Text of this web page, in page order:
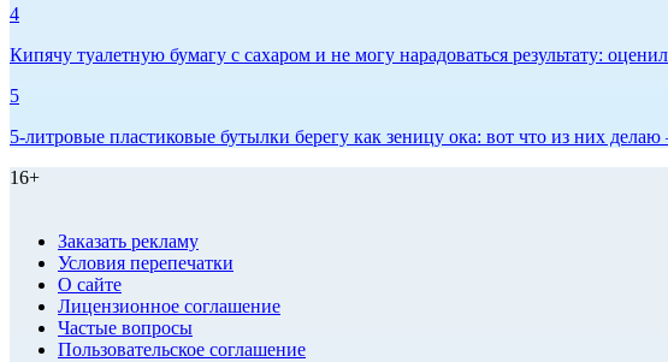
4
Кипячу туалетную бумагу с сахаром и не могу нарадоваться результату:
5
5-литровые пластиковые бутылки берегу как зеницу ока: вот что из них
16+
Заказать рекламу
Условия перепечатки
О сайте
Лицензионное соглашение
Частые вопросы
Пользовательское соглашение